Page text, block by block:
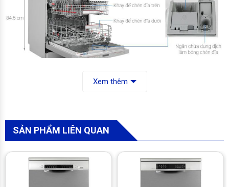
rửa đến 14 bộ chén đĩa, vận hành êm ái. Trang bị công nghệ rửa
nâng tầm tiện nghi bếp.
Thiết kế
vức, bề mặt bóng sáng với chất liệu vỏ bằng thép sơn tĩnh điện,
cửa bằng thép không gỉ bền bỉ, hạn chế mài mòn, tăng tính thẩm
Xem thêm
SẢN PHẨM LIÊN QUAN